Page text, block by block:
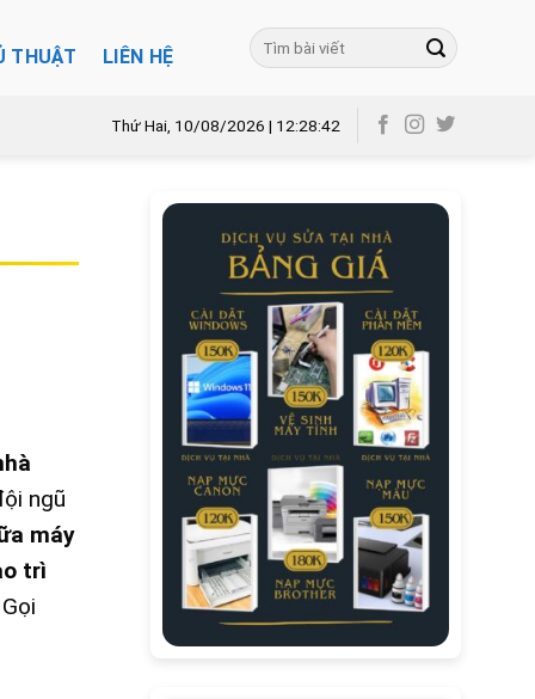
THUẬT LIÊN HỆ
Thứ Hai, 10/08/2026 | 12:28:43
ngũ
máy
trì